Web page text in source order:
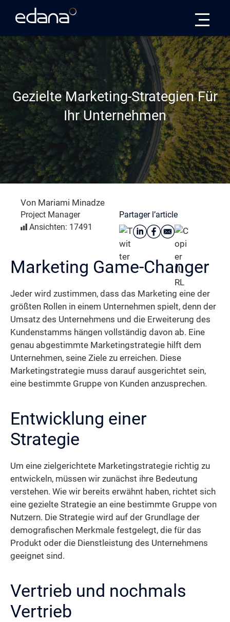
Gezielte Marketing-Strategien Für
Ihr Unternehmen
Von Mariami Minadze
Project Manager
Ansichten: 17491
Partager l’article
Marketing Game-Changer
Jeder wird zustimmen, dass das Marketing eine der
größten Rollen in einem Unternehmen spielt, denn der
Umsatz des Unternehmens und die Erweiterung des
Kundenstamms hängen vollständig davon ab. Eine
genau abgestimmte Marketingstrategie hilft dem
Unternehmen, seine Ziele zu erreichen. Diese
Marketingstrategie muss darauf ausgerichtet sein,
eine bestimmte Gruppe von Kunden anzusprechen.
Entwicklung einer
Strategie
Um eine zielgerichtete Marketingstrategie richtig zu
entwickeln, müssen wir zunächst ihre Bedeutung
verstehen. Wie wir bereits erwähnt haben, richtet sich
eine gezielte Strategie an eine bestimmte Gruppe von
Nutzern. Die Strategie wird auf der Grundlage der
demografischen Merkmale festgelegt, die für das
Produkt oder die Dienstleistung des Unternehmens
geeignet sind.
Vertrieb und nochmals
Vertrieb